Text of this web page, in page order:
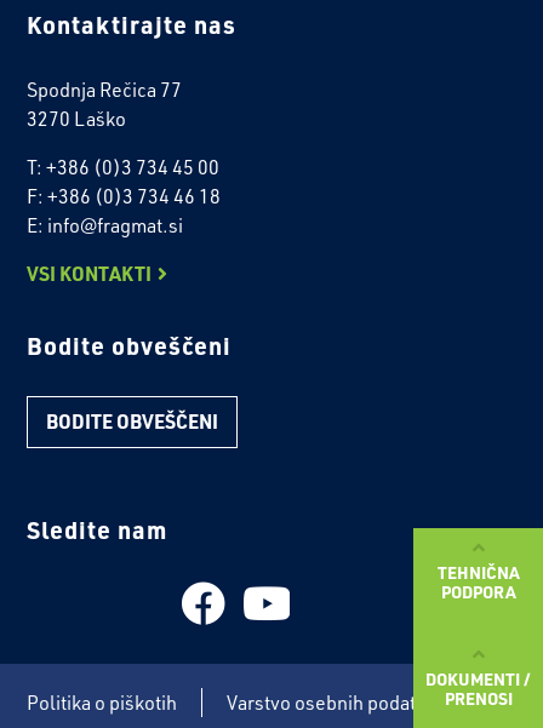
TEHNIČNA
PODPORA
DOKUMENTI /
PRENOSI
Kontaktirajte nas
Spodnja Rečica 77
3270 Laško
T: +386 (0)3 734 45 00
F: +386 (0)3 734 46 18
E: info@fragmat.si
VSI KONTAKTI
Bodite obveščeni
BODITE OBVEŠČENI
Sledite nam
Politika o piškotih Varstvo osebnih podatkov